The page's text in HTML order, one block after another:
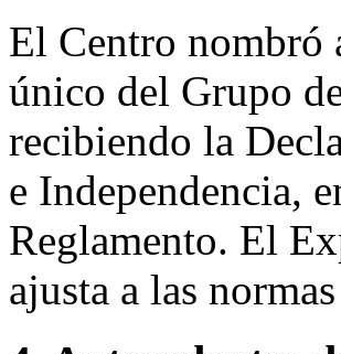
El Centro nombró
único del Grupo
recibiendo la
e Independencia,
Reglamento. El
ajusta a las